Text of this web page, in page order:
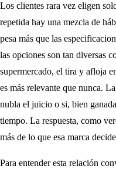
Los clientes rara vez eligen
repetida hay una mezcla de
pesa más que las
las opciones son tan diversas
supermercado, el tira y afloja
es más relevante que nunca.
nubla el juicio o si, bien
tiempo. La respuesta, como
más de lo que esa marca
Para entender esta relación